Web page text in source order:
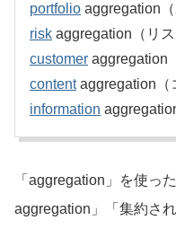
portfolio aggregation
risk aggregation（リス
customer aggregation
contentaggregation（
information
「aggregation」を使っ
aggregation」「集約さ